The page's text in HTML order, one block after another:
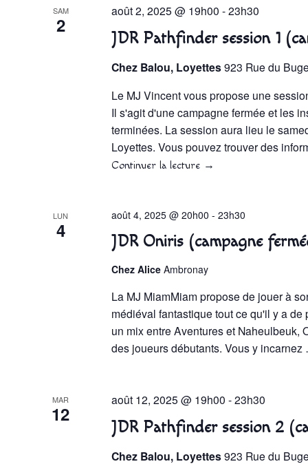
SAM
2
JDR Pathfinder session 1
août 2, 2025 @ 19h00 -23h30
Chez Balou, Loyettes923 Rue du
Le MJ Vincent vous propose une
Il s'agit d'une campagne fermée et les
terminées. La session aura lieu le
Loyettes. Vous pouvez trouver des
Continuer la lecture →
LUN
4 JDR Oniris (campagne
août 4, 2025 @ 20h00 -23h30
Chez AliceAmbronay
La MJ MiamMiam propose de jouer à
médiéval fantastique tout ce qu'il y a
un mix entre Aventures et Naheulbeuk,
des joueurs débutants. Vous y
MAR
12
JDR Pathfinder session 2
août 12, 2025 @ 19h00 -23h30
Chez Balou, Loyettes923 Rue du